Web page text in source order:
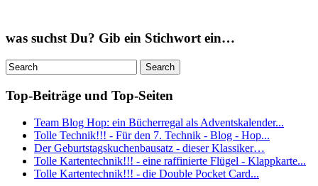
was suchst Du? Gib ein Stichwort ein…
Top-Beiträge und Top-Seiten
Team Blog Hop: ein Bücherregal als Adventskalender...
Tolle Technik!!! - Für den 7. Technik - Blog - Hop...
Der Geburtstagskuchenbausatz - dieser Klassiker…
Tolle Kartentechnik!!! - eine raffinierte Flügel - Klappkarte...
Tolle Kartentechnik!!! - die Double Pocket Card...